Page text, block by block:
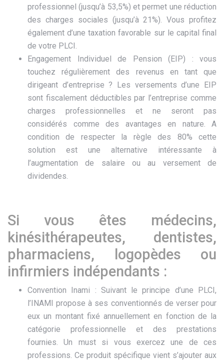
professionnel (jusqu’à 53,5%) et permet une réduction
des charges sociales (jusqu’à 21%). Vous profitez
également d’une taxation favorable sur le capital final
de votre PLCI.
Engagement Individuel de Pension (EIP) : vous
touchez régulièrement des revenus en tant que
dirigeant d’entreprise ? Les versements d’une EIP
sont fiscalement déductibles par l’entreprise comme
charges professionnelles et ne seront pas
considérés comme des avantages en nature. A
condition de respecter la règle des 80% cette
solution est une alternative intéressante à
l’augmentation de salaire ou au versement de
dividendes.
Si vous êtes médecins,
kinésithérapeutes, dentistes,
pharmaciens, logopèdes ou
infirmiers indépendants :
Convention Inami : Suivant le principe d’une PLCI,
l’INAMI propose à ses conventionnés de verser pour
eux un montant fixé annuellement en fonction de la
catégorie professionnelle et des prestations
fournies. Un must si vous exercez une de ces
professions. Ce produit spécifique vient s’ajouter aux